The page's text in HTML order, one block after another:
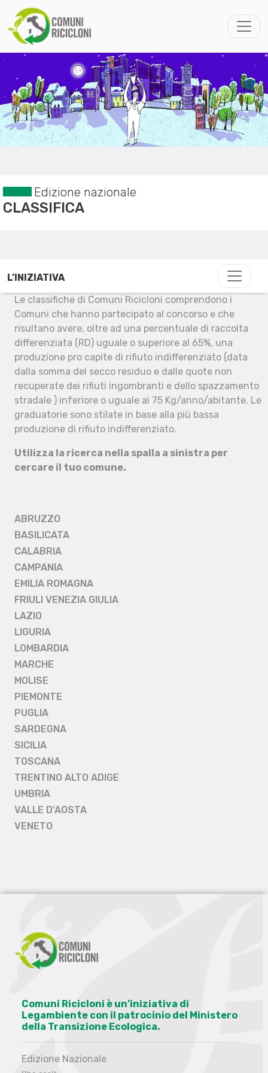
Edizione nazionale
CLASSIFICA
L’INIZIATIVA
Le classifiche di Comuni Ricicloni comprendono i
Comuni che hanno partecipato al concorso e che
risultano avere, oltre ad una percentuale di raccolta
differenziata (RD) uguale o superiore al 65%, una
produzione pro capite di rifiuto indifferenziato (data
dalla somma del secco residuo e dalle quote non
recuperate dei rifiuti ingombranti e dello spazzamento
stradale ) inferiore o uguale ai 75 Kg/anno/abitante. Le
graduatorie sono stilate in base alla più bassa
produzione di rifiuto indifferenziato.
Utilizza la ricerca nella spalla a sinistra per
cercare il tuo comune.
ABRUZZO
BASILICATA
CALABRIA
CAMPANIA
EMILIA ROMAGNA
FRIULI VENEZIA GIULIA
LAZIO
LIGURIA
LOMBARDIA
MARCHE
MOLISE
PIEMONTE
PUGLIA
SARDEGNA
SICILIA
TOSCANA
TRENTINO ALTO ADIGE
UMBRIA
VALLE D'AOSTA
VENETO
Comuni Ricicloni è un’iniziativa di
Legambiente con il patrocinio del Ministero
della Transizione Ecologica.
Edizione Nazionale